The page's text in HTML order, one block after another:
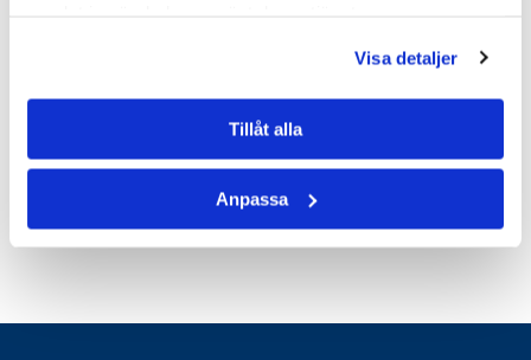
Visa detaljer
Tillåt alla
Anpassa